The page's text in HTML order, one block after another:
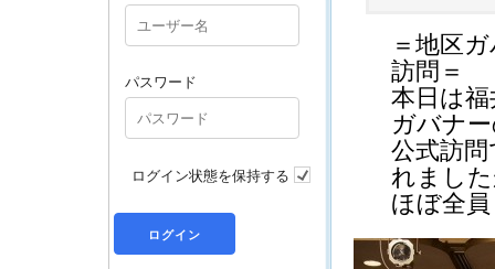
＝地区
訪問＝
本日は
ガバナ
公式訪
れまし
ほぼ全
パスワード
ログイン状態を保持する